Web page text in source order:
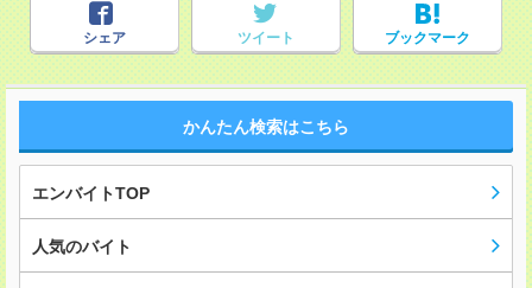
シェア ツイート ブックマーク
かんたん検索はこちら
エンバイトTOP
人気のバイト